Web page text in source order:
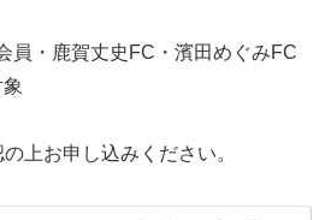
員・鹿賀丈史FC・濱田めぐみFC
上お申し込みください。